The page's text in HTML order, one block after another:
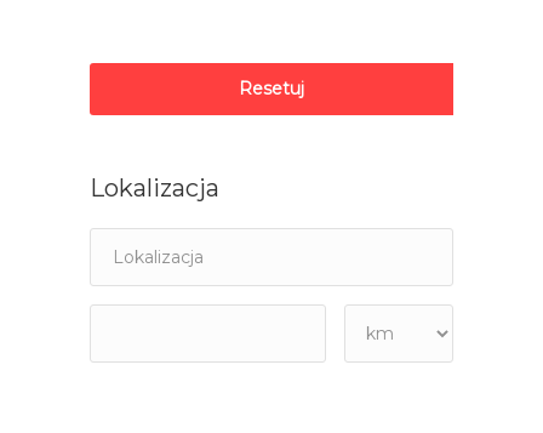
Resetuj
Lokalizacja